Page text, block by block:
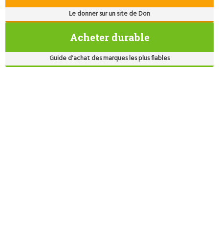
Le donner sur un site de Don
Acheter durable
Guide d'achat des marques les plus fiables